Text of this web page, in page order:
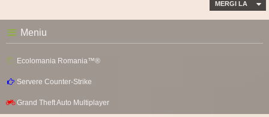
MERGI LA
Meniu
Ecolomania Romania™®
Servere Counter-Strike
Grand Theft Auto Multiplayer